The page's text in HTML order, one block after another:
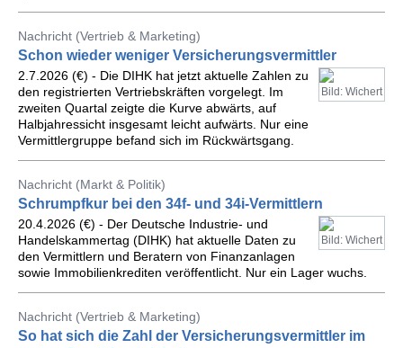
Nachricht (Vertrieb & Marketing)
Schon wieder weniger Versicherungsvermittler
Bild: Wichert
2.7.2026 (€) - Die DIHK hat jetzt aktuelle Zahlen zu
den registrierten Vertriebskräften vorgelegt. Im
zweiten Quartal zeigte die Kurve abwärts, auf
Halbjahressicht insgesamt leicht aufwärts. Nur eine
Vermittlergruppe befand sich im Rückwärtsgang.
Nachricht (Markt & Politik)
Schrumpfkur bei den 34f- und 34i-Vermittlern
Bild: Wichert
20.4.2026 (€) - Der Deutsche Industrie- und
Handelskammertag (DIHK) hat aktuelle Daten zu
den Vermittlern und Beratern von Finanzanlagen
sowie Immobilienkrediten veröffentlicht. Nur ein Lager wuchs.
Nachricht (Vertrieb & Marketing)
So hat sich die Zahl der Versicherungsvermittler im